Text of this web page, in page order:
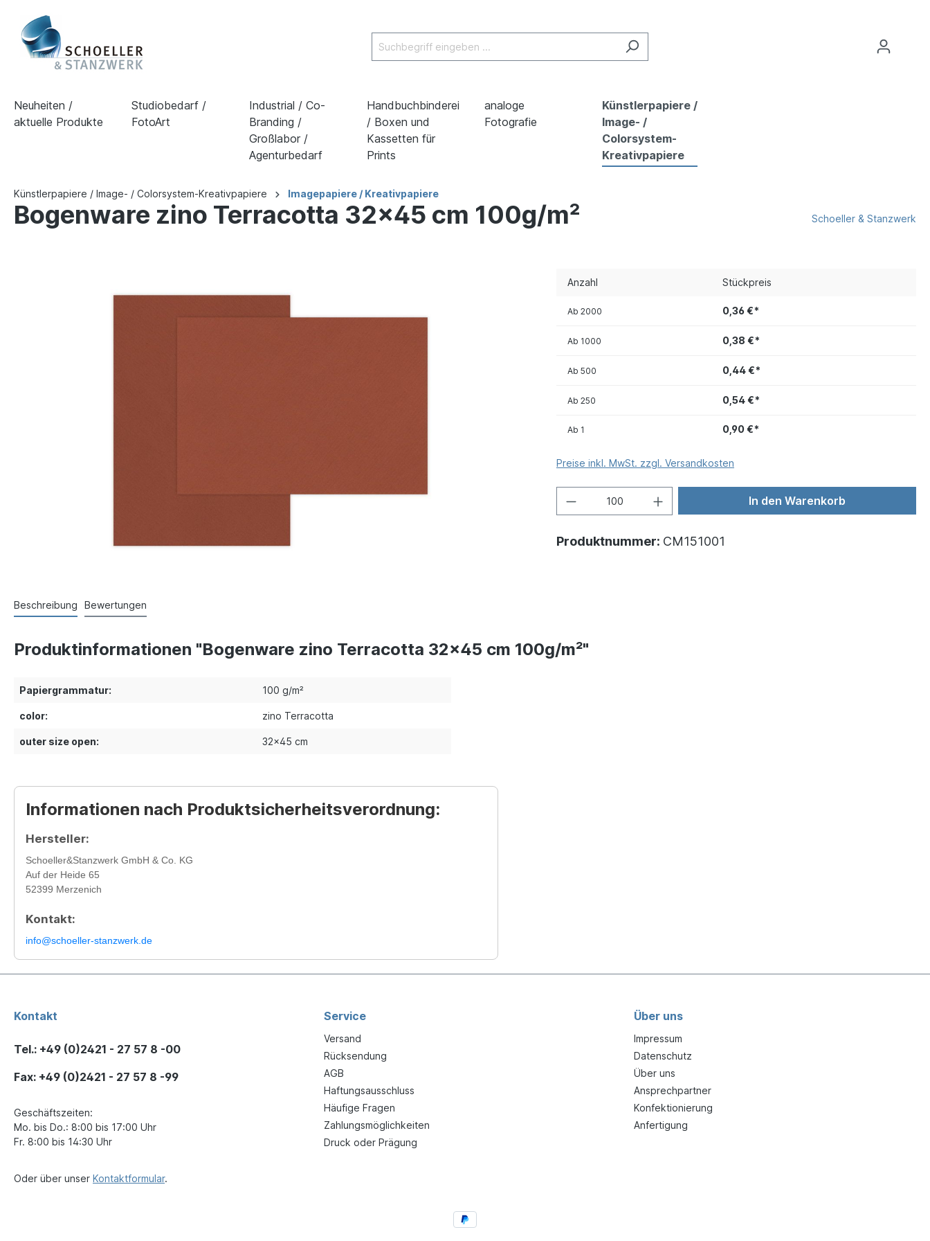
Neuheiten /
aktuelle Produkte
Studiobedarf /
FotoArt
Industrial / Co-
Branding /
Großlabor /
Agenturbedarf
Handbuchbinderei
/ Boxen und
Kassetten für
Prints
analoge
Fotografie
Künstlerpapiere /
Image- /
Colorsystem-
Kreativpapiere
Künstlerpapiere / Image- / Colorsystem-Kreativpapiere Imagepapiere / Kreativpapiere
Bogenware zino Terracotta 32x45 cm 100g/m² Schoeller & Stanzwerk
Anzahl Stückpreis
Ab 1 0,90 €*
Ab 250 0,54 €*
Ab 500 0,44 €*
Ab 1000 0,38 €*
Ab 2000 0,36 €*
Preise inkl. MwSt. zzgl. Versandkosten
In den Warenkorb
Produktnummer: CM151001
Beschreibung Bewertungen
Produktinformationen "Bogenware zino Terracotta 32x45 cm 100g/m²"
Papiergrammatur: 100 g/m²
color: zino Terracotta
outer size open: 32x45 cm
Informationen nach Produktsicherheitsverordnung:
Hersteller:
Schoeller&Stanzwerk GmbH & Co. KG
Auf der Heide 65
52399 Merzenich
Kontakt:
info@schoeller-stanzwerk.de
Kontakt
Tel.: +49 (0)2421 - 27 57 8 -00
Fax: +49 (0)2421 - 27 57 8 -99
Geschäftszeiten:
Mo. bis Do.: 8:00 bis 17:00 Uhr
Fr. 8:00 bis 14:30 Uhr
Oder über unser Kontaktformular.
Service
Versand
Rücksendung
AGB
Haftungsausschluss
Häufige Fragen
Zahlungsmöglichkeiten
Druck oder Prägung
Über uns
Impressum
Datenschutz
Über uns
Ansprechpartner
Konfektionierung
Anfertigung